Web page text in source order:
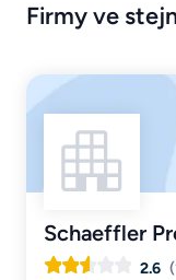
Firmy ve
Schaeffler
2.6